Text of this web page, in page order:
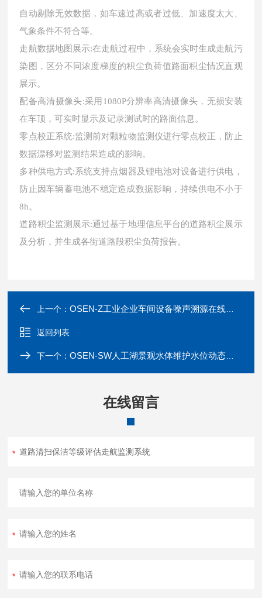
自动剔除无效数据，如车速过高或者过低、加速度太大、
气象条件不符合等。
走航数据地图展示:在走航过程中，系统会实时生成走航污
染图，区分不同浓度梯度的积尘负荷值路面积尘情况直观
展示。
配备高清摄像头:采用1080P分辨率高清摄像头，无损安装
在车顶，可实时显示及记录测试时的路面信息。
零点校正系统:监测前对颗粒物监测仪进行零点校正，防止
数据漂移对监测结果造成的影响。
多种供电方式:系统支持点烟器及锂电池对设备进行供电，
防止因车辆蓄电池不稳定造成数据影响，持续供电不小于
8h。
道路积尘监测展示:通过基于地理信息平台的道路积尘展示
及分析，并生成各街道路段积尘负荷报告。
上一个：OSEN-Z工业企业车间设备噪声溯源在线监测系统
返回列表
下一个：OSEN-SW人工湖景观水体维护水位动态平衡监测系统
在线留言